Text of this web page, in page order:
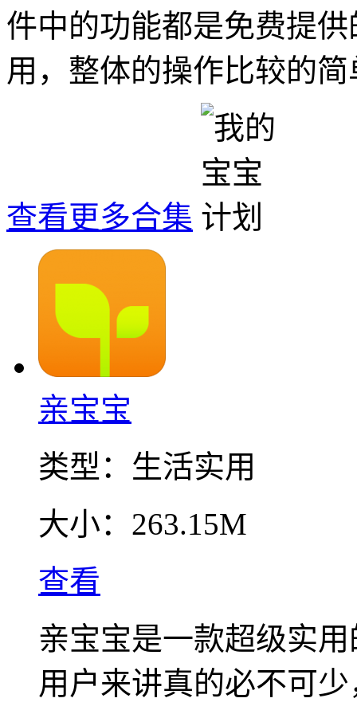
件中的功能都是免费提
用，整体的操作比较的
查看更多合集
亲宝宝
类型： 生活实用
大小： 263.15M
查看
亲宝宝是一款超级实
用户来讲真的必不可